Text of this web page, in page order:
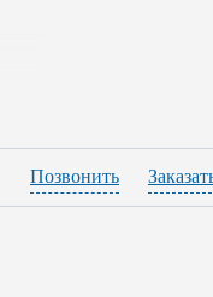
Позвонить